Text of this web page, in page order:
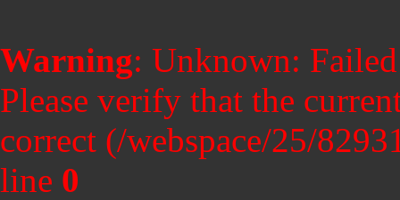
Warning: Unknown:
Please verify that the
correct (/webspace/25/
line 0